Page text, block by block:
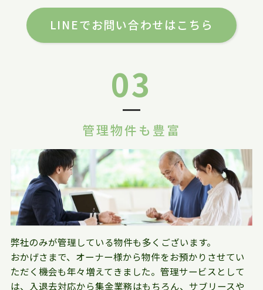
LINEでお問い合わせはこちら
03
管理物件も豊富
弊社のみが管理している物件も多くございます。
おかげさまで、オーナー様から物件をお預かりさせてい
ただく機会も年々増えてきました。管理サービスとして
は、入退去対応から集金業務はもちろん、サブリースや